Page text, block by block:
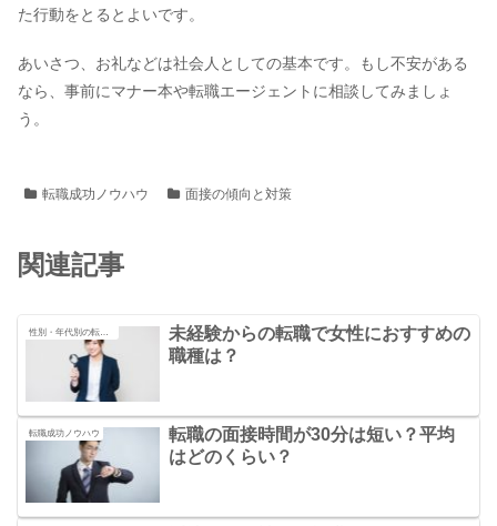
た行動をとるとよいです。
あいさつ、お礼などは社会人としての基本です。もし不安がある
なら、事前にマナー本や転職エージェントに相談してみましょ
う。
転職成功ノウハウ 面接の傾向と対策
関連記事
性別・年代別の転職の秘訣
未経験からの転職で女性におすすめの
職種は？
転職成功ノウハウ
転職の面接時間が30分は短い？平均
はどのくらい？